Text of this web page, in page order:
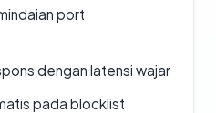
port
dengan latensi wajar
pada blocklist